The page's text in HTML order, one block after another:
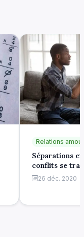
Relations
Séparations
conflits se
26 déc. 2020